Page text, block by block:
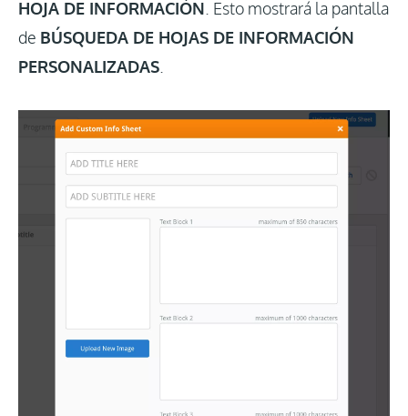
HOJA DE INFORMACIÓN . Esto mostrará la pantalla
de BÚSQUEDA DE HOJAS DE INFORMACIÓN
PERSONALIZADAS